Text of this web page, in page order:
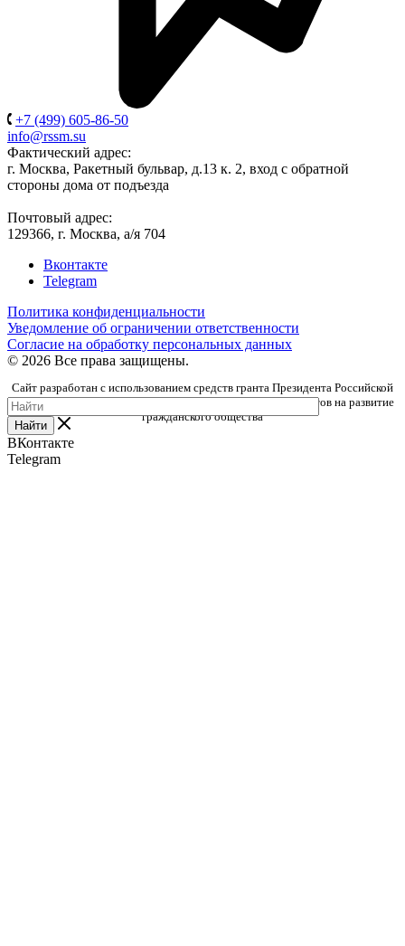
+7 (499) 605-86-50
info@rssm.su
Фактический адрес:
г. Москва, Ракетный бульвар, д.13 к. 2, вход с обратной
стороны дома от подъезда
Почтовый адрес:
129366, г. Москва, а/я 704
Вконтакте
Telegram
Политика конфиденциальности
Уведомление об ограничении ответственности
Согласие на обработку персональных данных
© 2026 Все права защищены.
Сайт разработан с использованием средств гранта Президента Российской
Федерации, предоставленного Фондом президентских грантов на развитие
гражданского общества
Найти
ВКонтакте
Telegram